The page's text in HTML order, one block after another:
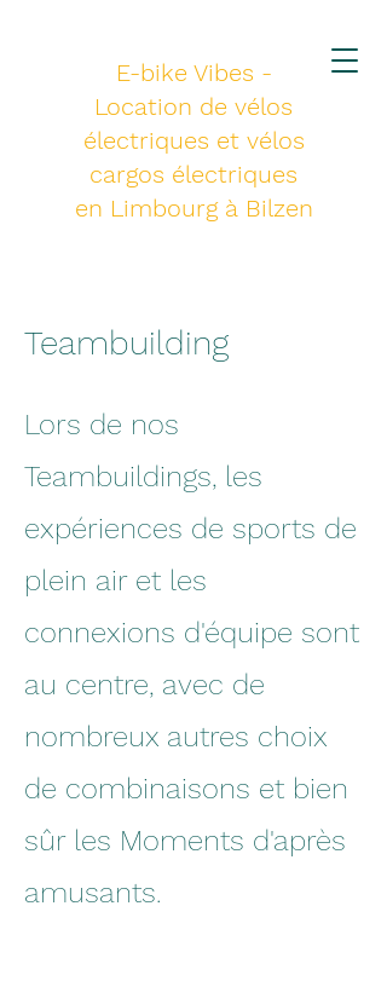
E-bike Vibes -
Location de vélos
électriques et vélos
cargos électriques
en Limbourg à Bilzen
Teambuilding
Lors de nos
Teambuildings, les
expériences de sports de
plein air et les
connexions d'équipe sont
au centre, avec de
nombreux autres choix
de combinaisons et bien
sûr les Moments d'après
amusants.